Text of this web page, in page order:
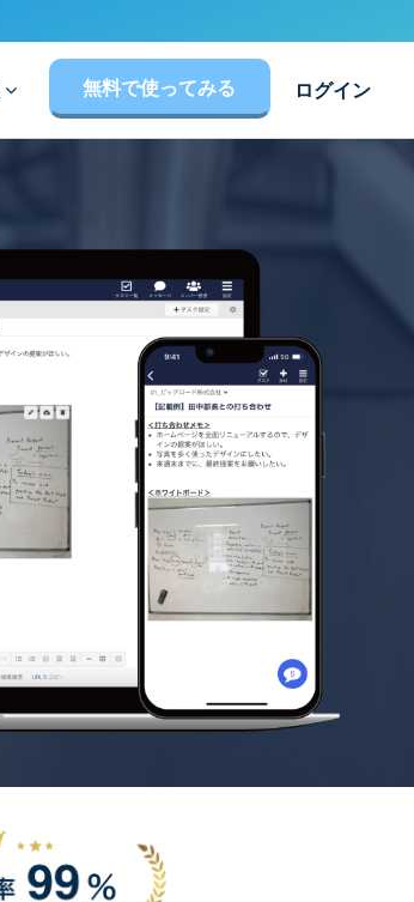
無料で使ってみる ログイン